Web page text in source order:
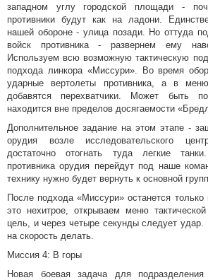
западном углу городской площади -
противники будут как на ладони.
нашей обороне - улица позади. Но оттуда
войск противника - развернем ему
Используем всю возможную тактическую
подхода линкора «Миссури». Во время
ударные вертолеты противника, а в
добавятся перехватчики. Может быть
находится вне пределов досягаемости
Дополнительное задание на этом этапе -
орудия возле исследовательского
достаточно отогнать туда легкие
противника орудия перейдут под наше
технику нужно будет вернуть к основной
После подхода «Миссури» останется
это нехитрое, открываем меню
цель, и через четыре секунды следует удар.
на скорость делать.
Миссия 4: В горы
Новая боевая задача для